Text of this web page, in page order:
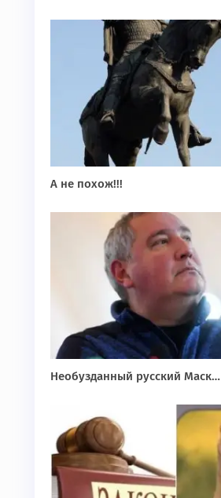
А не похож!!!
Необузданный русский Маск…